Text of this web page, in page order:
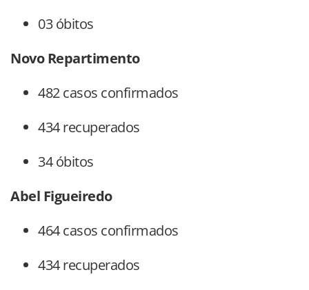
03 óbitos
Novo Repartimento
482 casos confirmados
434 recuperados
34 óbitos
Abel Figueiredo
464 casos confirmados
434 recuperados